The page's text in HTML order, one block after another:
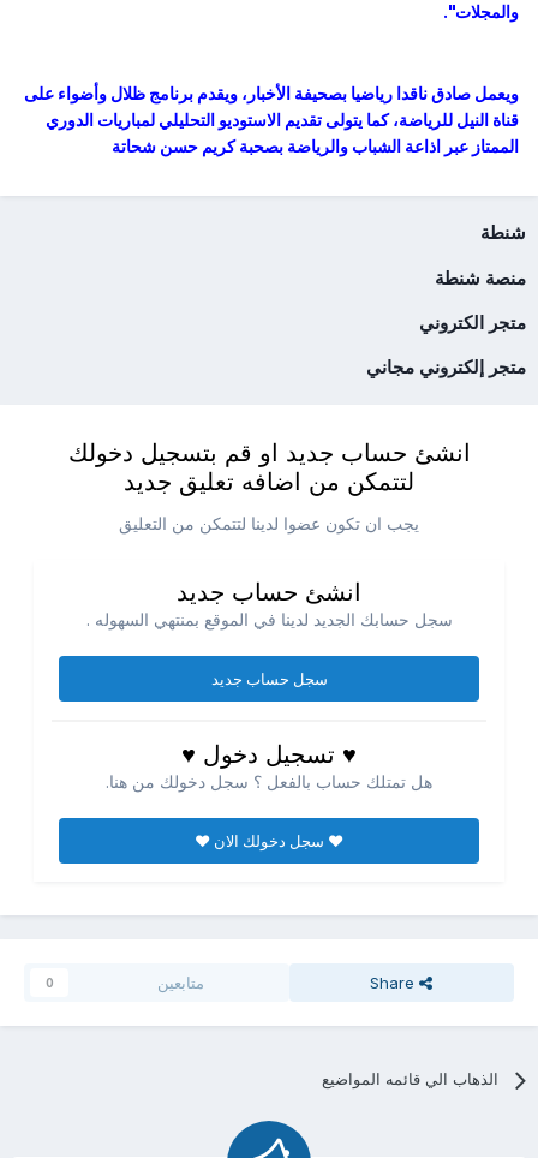
والمجلات".
ويعمل صادق ناقدا رياضيا بصحيفة الأخبار، ويقدم برنامج ظلال وأضواء على
قناة النيل للرياضة، كما يتولى تقديم الاستوديو التحليلي لمباريات الدوري
الممتاز عبر اذاعة الشباب والرياضة بصحبة كريم حسن شحاتة
شنطة
منصة شنطة
متجر الكتروني
متجر إلكتروني مجاني
انشئ حساب جديد او قم بتسجيل دخولك
لتتمكن من اضافه تعليق جديد
يجب ان تكون عضوا لدينا لتتمكن من التعليق
انشئ حساب جديد
سجل حسابك الجديد لدينا في الموقع بمنتهي السهوله .
سجل حساب جديد
♥ تسجيل دخول ♥
هل تمتلك حساب بالفعل ؟ سجل دخولك من هنا.
♥ سجل دخولك الان ♥
Share متابعين 0
الذهاب الي قائمه المواضيع